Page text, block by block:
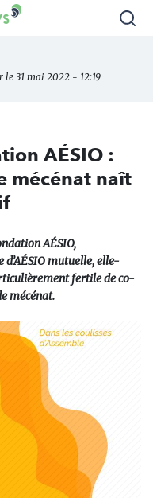
31 mai 2022 - 12:19
AÉSIO :
mécénat naît
AÉSIO,
mutuelle, elle-
fertile de co-
mécénat.